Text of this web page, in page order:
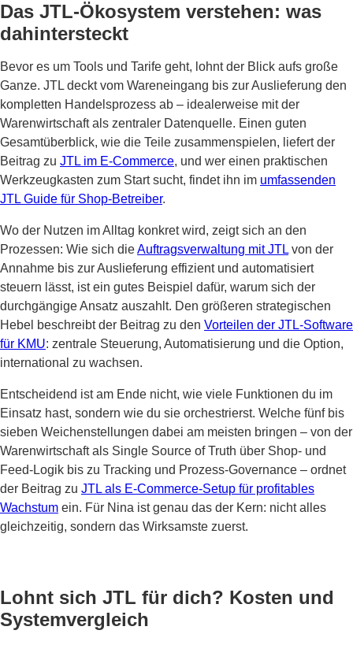
Das JTL-Ökosystem verstehen: was
dahintersteckt
Bevor es um Tools und Tarife geht, lohnt der Blick aufs große
Ganze. JTL deckt vom Wareneingang bis zur Auslieferung den
kompletten Handelsprozess ab – idealerweise mit der
Warenwirtschaft als zentraler Datenquelle. Einen guten
Gesamtüberblick, wie die Teile zusammenspielen, liefert der
Beitrag zu JTL im E-Commerce, und wer einen praktischen
Werkzeugkasten zum Start sucht, findet ihn im umfassenden
JTL Guide für Shop-Betreiber.
Wo der Nutzen im Alltag konkret wird, zeigt sich an den
Prozessen: Wie sich dieAuftragsverwaltung mit JTL von der
Annahme bis zur Auslieferung effizient und automatisiert
steuern lässt, ist ein gutes Beispiel dafür, warum sich der
durchgängige Ansatz auszahlt. Den größeren strategischen
Hebel beschreibt der Beitrag zu den Vorteilen der JTL-Software
für KMU: zentrale Steuerung, Automatisierung und die Option,
international zu wachsen.
Entscheidend ist am Ende nicht, wie viele Funktionen du im
Einsatz hast, sondern wie du sie orchestrierst. Welche fünf bis
sieben Weichenstellungen dabei am meisten bringen – von der
Warenwirtschaft als Single Source of Truth über Shop- und
Feed-Logik bis zu Tracking und Prozess-Governance – ordnet
der Beitrag zu JTL als E-Commerce-Setup für profitables
Wachstum ein. Für Nina ist genau das der Kern: nicht alles
gleichzeitig, sondern das Wirksamste zuerst.
Lohnt sich JTL für dich? Kosten und
Systemvergleich